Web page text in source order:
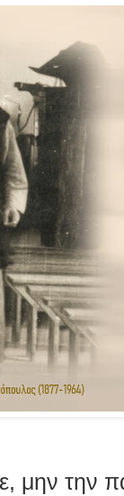
μην την